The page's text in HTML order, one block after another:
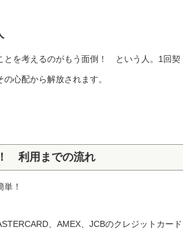
とを考えるのがもう面倒！ という人。1回契
心配から解放されます。
利用までの流れ
！
、AMEX、JCBのクレジットカード